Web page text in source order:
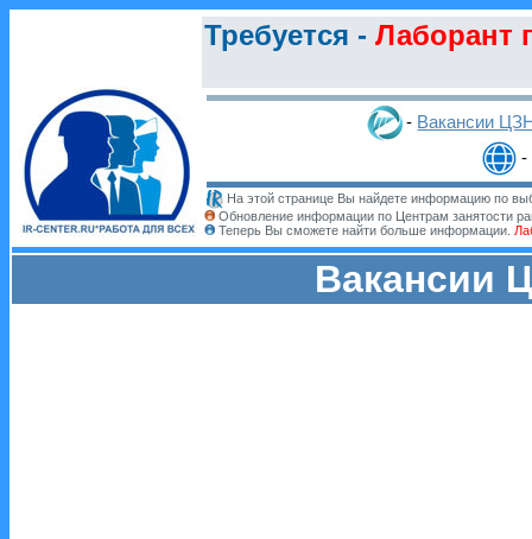
Требуется -Лаборант
- Вакансии
-
На этой странице Вы найдете информацию по
Обновление информации по Центрам занятости
Теперь Вы сможете найти больше информации.
Вакансии